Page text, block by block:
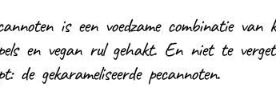
is een voedzame combinatie van
en vegan rul gehakt. En niet te
gekarameliseerde pecannoten.